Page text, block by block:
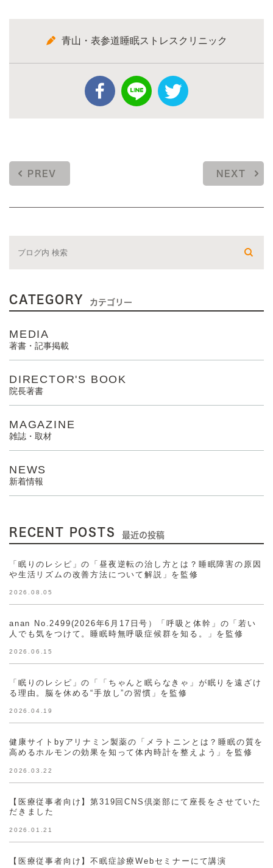
青山・表参道睡眠ストレスクリニック
PREV NEXT
CATEGORY カテゴリー
MEDIA
著書・記事掲載
DIRECTOR'S BOOK
院長著書
MAGAZINE
雑誌・取材
NEWS
新着情報
RECENT POSTS 最近の投稿
「眠りのレシピ」の「昼夜逆転の治し方とは？睡眠障害の原因
や生活リズムの改善方法について解説」を監修
2026.08.05
anan No.2499(2026年6月17日号）「呼吸と体幹」の「若い
人でも気をつけて。睡眠時無呼吸症候群を知る。」を監修
2026.06.15
「眠りのレシピ」の「「ちゃんと眠らなきゃ」が眠りを遠ざけ
る理由。脳を休める“手放し”の習慣」を監修
2026.04.19
健康サイトbyアリナミン製薬の「メラトニンとは？睡眠の質を
高めるホルモンの効果を知って体内時計を整えよう」を監修
2026.03.22
【医療従事者向け】第319回CNS倶楽部にて座長をさせていた
だきました
2026.01.21
【医療従事者向け】不眠症診療Webセミナーにて講演